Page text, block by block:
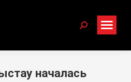
Search:
началась